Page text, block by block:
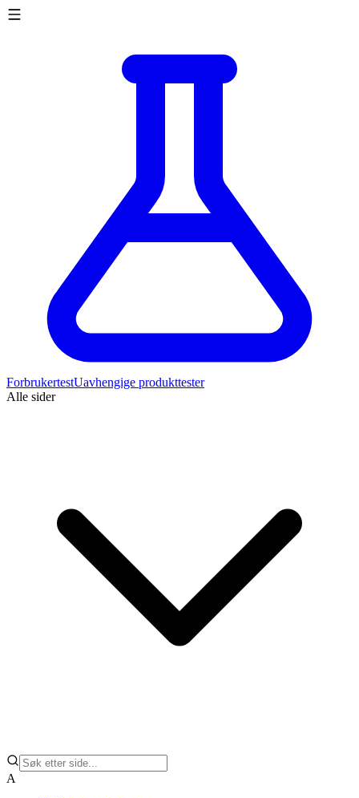
ForbrukertestUavhengige produkttester
Alle sider
A